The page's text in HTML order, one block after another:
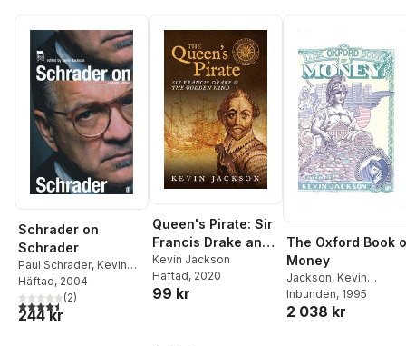
Schrader on
Schrader
Paul Schrader, Kevin
Jackson
Häftad, 2004
4,5utav 5 stjärnor. Totalt antal röster:
(2)
244 kr
Queen's Pirate: Sir
Francis Drake and
the Golden Hind
Kevin Jackson
Häftad, 2020
99 kr
The Oxford Book
Money
Jackson, Kevin
Jackson
Inbunden, 1995
2 038 kr